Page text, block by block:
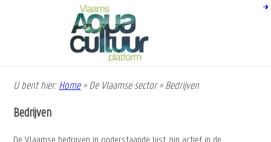
gaan
U bent hier: Home » De Vlaamse sector » Bedrijven
Bedrijven